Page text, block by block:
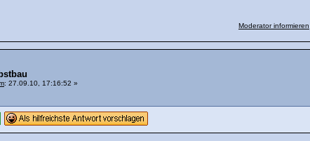
Moderator informieren
: 27.09.10, 17:16:52 »